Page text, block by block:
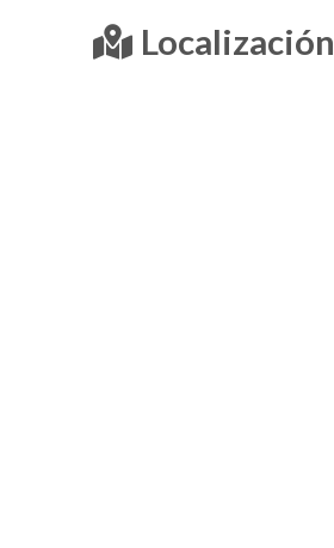
Localización